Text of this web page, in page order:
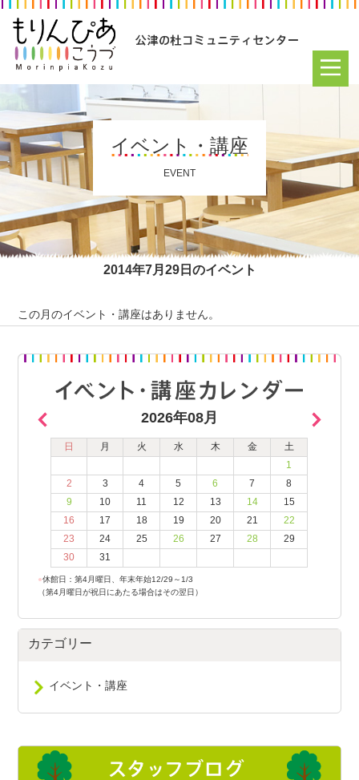
イベント・講座
EVENT
2014年7月29日のイベント
この月のイベント・講座はありません。
2026年08月
日 月 火 水 木 金
土
1
2
3 4 5 6 7
8
9
10 11 12 13 14
15
16
17 18 19 20 21
22
23
24 25 26 27 28
29
30
31
●休館日：第4月曜日、年末年始12/29～1/3
（第4月曜日が祝日にあたる場合はその翌日）
カテゴリー
イベント・講座